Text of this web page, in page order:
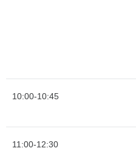
10:00-10:45
11:00-12:30